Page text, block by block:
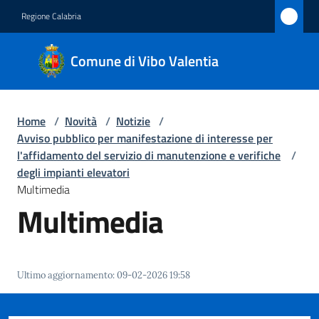
Regione Calabria
Comune di Vibo Valentia
Comune
di Vibo
Valentia
Amministrazione
Novità
Menu selezionato
Servizi
Vivere
Home / Novità / Notizie /
Avviso pubblico per manifestazione di interesse per
l'affidamento del servizio di manutenzione e verifiche
degli impianti elevatori
/
Multimedia
Multimedia
Ultimo aggiornamento:09-02-2026 19:58